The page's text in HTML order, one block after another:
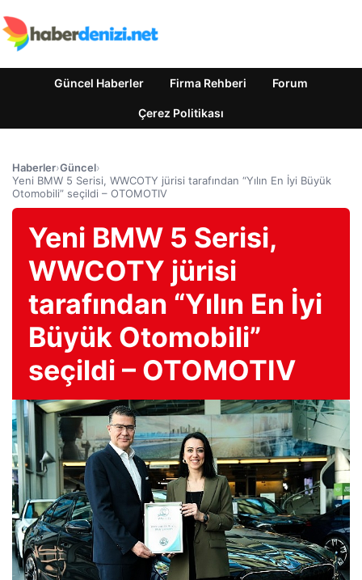
Güncel Haberler Firma Rehberi Forum
Çerez Politikası
Haberler›Güncel›
Yeni BMW 5 Serisi, WWCOTY jürisi tarafından “Yılın En İyi Büyük
Otomobili” seçildi – OTOMOTIV
Yeni BMW 5 Serisi,
WWCOTY jürisi
tarafından “Yılın En İyi
Büyük Otomobili”
seçildi – OTOMOTIV